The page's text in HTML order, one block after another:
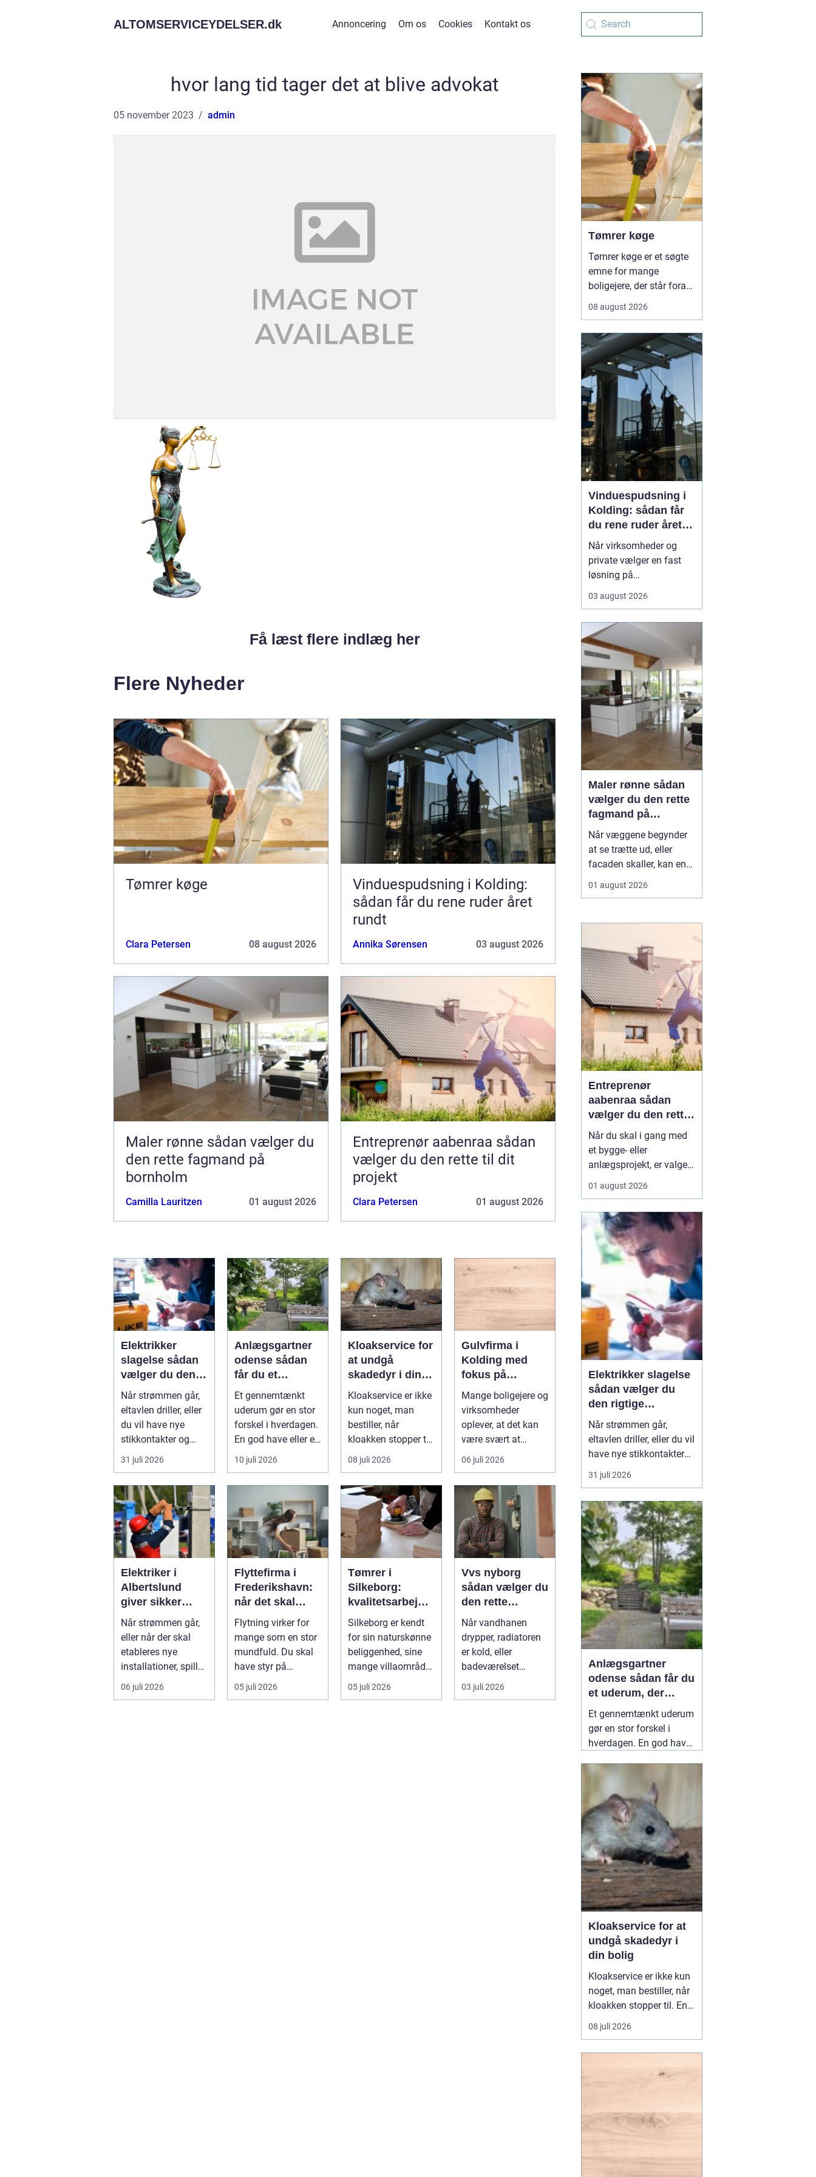
ALTOMSERVICEYDELSER.dk Annoncering Om os Cookies Kontakt os
hvor lang tid tager det at blive advokat
05 november 2023 admin
Få læst flere indlæg her
Flere Nyheder
Tømrer køge
Clara Petersen 08 august 2026
Vinduespudsning i Kolding:
sådan får du rene ruder året
rundt
Annika Sørensen 03 august 2026
Maler rønne sådan vælger du
den rette fagmand på
bornholm
Camilla Lauritzen 01 august 2026
Entreprenør aabenraa sådan
vælger du den rette til dit
projekt
Clara Petersen 01 august 2026
Elektrikker
slagelse sådan
vælger du den
rigtige elektriker
til opgaven
Når strømmen går,
eltavlen driller, eller
du vil have nye
stikkontakter og
belysning, er en
dygtig e...
31 juli 2026
Anlægsgartner
odense sådan
får du et
uderum, der
holder i mange
år
Et gennemtænkt
uderum gør en stor
forskel i hverdagen.
En god have eller et
velplejet fællesareal
gi...
10 juli 2026
Kloakservice for
at undgå
skadedyr i din
bolig
Kloakservice er ikke
kun noget, man
bestiller, når
kloakken stopper til.
En systematisk
gennem...
08 juli 2026
Gulvfirma i
Kolding med
fokus på
smukke flader
Mange boligejere og
virksomheder
oplever, at det kan
være svært at
overskue de mange
gul...
06 juli 2026
Elektriker i
Albertslund
giver sikker
strøm til danske
boliger
Når strømmen går,
eller når der skal
etableres nye
installationer, spiller
06 juli 2026
Flyttefirma i
Frederikshavn:
når det skal
være nemt at
komme videre
Flytning virker for
mange som en stor
mundfuld. Du skal
have styr på
nedpakning, tunge
l&oslas...
05 juli 2026
Tømrer i
Silkeborg:
kvalitetsarbejde
til
overkommelige
priser
Silkeborg er kendt
for sin naturskønne
beliggenhed, sine
mange villaområder
og en bland...
05 juli 2026
Vvs nyborg
sådan vælger du
den rette
fagmand til
opgaven
Når vandhanen
drypper, radiatoren
er kold, eller
badeværelset
trænger til en
gennemgribende
03 juli 2026
Tømrer køge
Tømrer køge er et søgte
emne for mange
boligejere, der står foran
tilbygning eller et helt nyt
skal have udført
tømrerarbejde i køge,
handler valget ikke kun
om pris, men også om
erfaring, tryghed og en
løsning,...
08 august 2026
Vinduespudsning i
Kolding: sådan får
du rene ruder året
rundt
Når virksomheder og
private vælger en fast
løsning på
både mere dagslys, et
førstehåndsindtryk og
mindre praktisk bøvl i
hverdagen. Mange i
området v&aeli...
03 august 2026
Maler rønne sådan
vælger du den rette
fagmand på
bornholm
Når væggene begynder
at se trætte ud, eller
facaden skaller, kan en
enorm forskel. Mange
står jævnligt med
spørgsmålet: Skal vi selv
i gang med penslen, eller
skal vi få professionel
hjælp? Særligt i Rønne,
h...
01 august 2026
Entreprenør
aabenraa sådan
vælger du den rette
til dit projekt
Når du skal i gang med
et bygge- eller
anlægsprojekt, er valget
vigtigste beslutninger. En
spare dig både tid, penge
og bekymringer, mens et
dårligt valg let ender i
forsinkelser,
ekstraregninger og
ueni...
01 august 2026
Elektrikker slagelse
sådan vælger du
den rigtige
elektriker til
opgaven
Når strømmen går,
eltavlen driller, eller du vil
have nye stikkontakter
og belysning, er en
dygtig elektriker
sikkerhed og komfort. I
og omkring Slagelse
findes der mange el-
firmaer, og valget kan
virke uoverskueligt.
Hvordan sikre...
31 juli 2026
Anlægsgartner
odense sådan får du
et uderum, der
holder i mange år
Et gennemtænkt uderum
gør en stor forskel i
hverdagen. En god have
fællesareal giver ro i
hovedet, plads til
fællesskab og bedre
rammer for både
mennesker og natur.
Mange i og omkring
Odense vælger derfor en
professionel10 juli 2026
Kloakservice for at
undgå skadedyr i
din bolig
Kloakservice er ikke kun
noget, man bestiller, når
kloakken stopper til. En
systematisk
gennemgang af
ikke udvikler sig til større
08 juli 2026